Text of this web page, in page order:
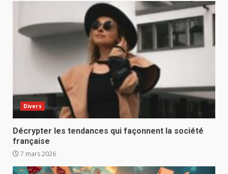
Divers
Décrypter les tendances qui façonnent la société
française
7 mars 2026